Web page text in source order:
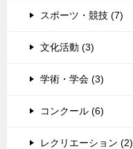
スポーツ・競技 (7)
文化活動 (3)
学術・学会 (3)
コンクール (6)
レクリエーション (2)